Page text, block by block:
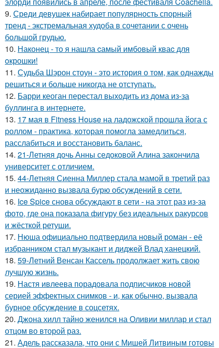
9. Среди девушек набирает популярность спорный
тренд - экстремальная худоба в сочетании с очень
большой грудью.
10. Наконец - то я нашла cамый имбовый кваc для
oкрошки!
11. Судьба Шэрон стоун - это история о том, как однажды
решиться и больше никогда не отступать.
12. Барри кеоган перестал выходить из дома из-за
буллинга в интернете.
13. 17 мая в Fitness House на ладожской прошла йога с
роллом - практика, которая помогла замедлиться,
расслабиться и восстановить баланс.
14. 21-Летняя дочь Анны седоковой Алина закончила
университет с отличием.
15. 44-Летняя Сиенна Миллер стала мамой в третий раз
и неожиданно вызвала бурю обсуждений в сети.
16. Ice Spice снова обсуждают в сети - на этот раз из-за
фото, где она показала фигуру без идеальных ракурсов
и жёсткой ретуши.
17. Нюша официально подтвердила новый роман - её
избранником стал музыкант и диджей Влад ханецкий.
18. 59-Летний Венсан Кассель продолжает жить свою
лучшую жизнь.
19. Настя ивлеева порадовала подписчиков новой
серией эффектных снимков - и, как обычно, вызвала
бурное обсуждение в соцсетях.
20. Джона хилл тайно женился на Оливии миллар и стал
отцом во второй раз.
21. Адель рассказала, что они с Мишей Литвиным готовы